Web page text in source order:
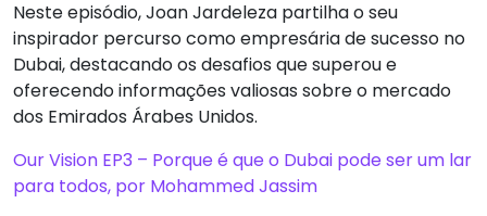
Neste episódio, Joan Jardeleza partilha o seu
inspirador percurso como empresária de sucesso no
Dubai, destacando os desafios que superou e
oferecendo informações valiosas sobre o mercado
dos Emirados Árabes Unidos.
Our Vision EP3 – Porque é que o Dubai pode ser um lar
para todos, por Mohammed Jassim